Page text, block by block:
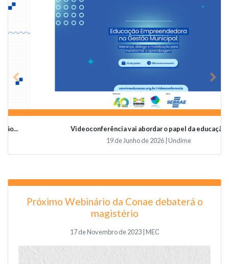
Videoconferência vai abordar o papel da educaçã...
19 de Junho de 2026 | Undime
Previous
Próximo Webinário da Conae debaterá o
magistério
17 de Novembro de 2023 | MEC